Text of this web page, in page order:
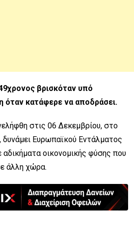
βρισκόταν υπό
όταν κατάφερε να αποδράσει.
στις 06 Δεκεμβρίου, στο
Ευρωπαϊκού Εντάλματος
οικονομικής φύσης που
άλλη χώρα.